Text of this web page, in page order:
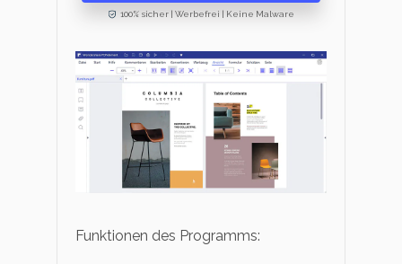
100% sicher | Werbefrei | Keine Malware
Funktionen des Programms: